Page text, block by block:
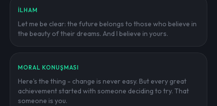
İLHAM
Let me be clear: the future belongs to those who believe in
the beauty of their dreams. And I believe in yours.
MORAL KONUŞMASI
Here's the thing - change is never easy. But every great
achievement started with someone deciding to try. That
someone is you.